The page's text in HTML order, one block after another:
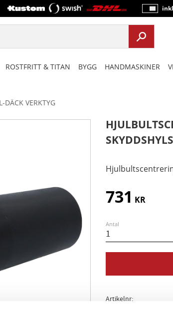
P
ri
s
e
vi
ROSTFRITT & TITAN BYGG HANDMASKINER
DÄCK VERKTYG
731 KR
Antal
Artikelnr